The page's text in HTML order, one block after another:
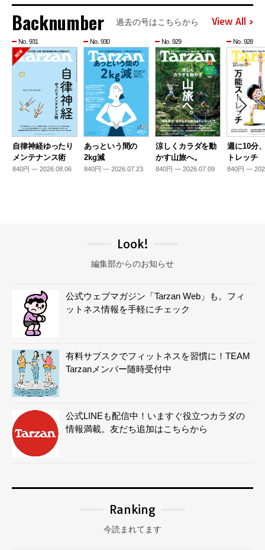
Backnumber 過去の号はこちらから View All
No. 931
自律神経ゆったり
メンテナンス術
840円 — 2026.08.06
No. 930
あっという間の
2kg減
840円 — 2026.07.23
No. 929
涼しくカラダを動
かす山旅へ。
840円 — 2026.07.09
No. 928
週に10分
トレッチ
840円 —
Look!
編集部からのお知らせ
公式ウェブマガジン「Tarzan Web」も。フィ
ットネス情報を手軽にチェック
有料サブスクでフィットネスを習慣に！TEAM
Tarzanメンバー随時受付中
公式LINEも配信中！いますぐ役立つカラダの
情報満載。友だち追加はこちらから
Ranking
今読まれてます